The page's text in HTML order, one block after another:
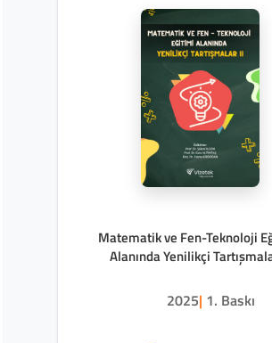
Matematik ve Fen-Teknoloji
Alanında Yenilikçi
2025| 1. Baskı